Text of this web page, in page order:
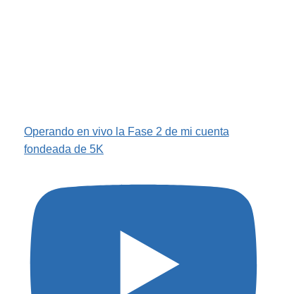
Operando en vivo la Fase 2 de mi cuenta
fondeada de 5K